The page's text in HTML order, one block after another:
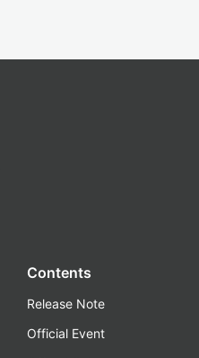
Contents
Release Note
Official Event